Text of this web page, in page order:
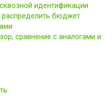
идентификации
распределить бюджет
сравнение с аналогами и